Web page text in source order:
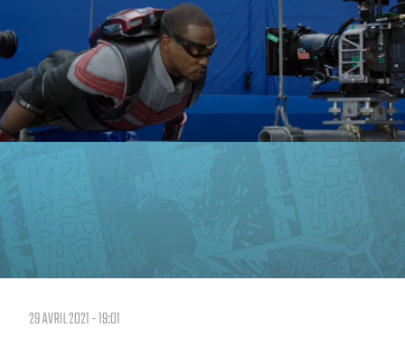
29 AVRIL 2021 - 19:01